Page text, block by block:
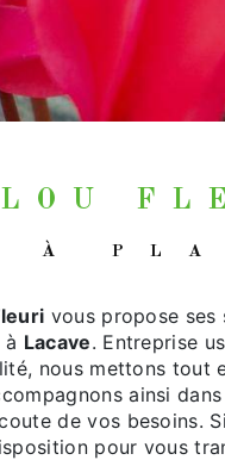
vous propose ses
Lacave. Entreprise
nous mettons tout
ainsi
de vos besoins.
pour vous